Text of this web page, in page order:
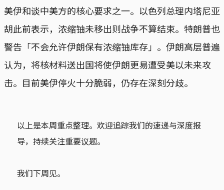
美伊和谈中美方的核心要求之一。以色列总理内塔尼亚
胡此前表示，浓缩铀未移出则战争不算结束。特朗普也
警告「不会允许伊朗保有浓缩铀库存」。伊朗高层普遍
认为，将核材料送出国将使伊朗更易遭受美以未来攻
击。目前美伊停火十分脆弱，仍存在深刻分歧。
以上是本周重点整理。欢迎追踪我们的速递与深度报
导，持续关注重要议题。
我们下周见。